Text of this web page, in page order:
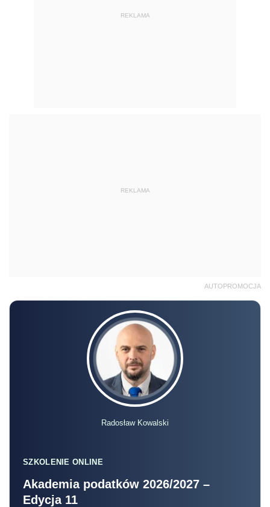
REKLAMA
REKLAMA
AUTOPROMOCJA
Radosław Kowalski
SZKOLENIE ONLINE
Akademia podatków 2026/2027 –
Edycja 11